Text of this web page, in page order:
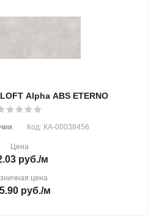
Alpha ABS ETERNO
Код: КА-00038456
Цена
руб./м
цена
руб./м